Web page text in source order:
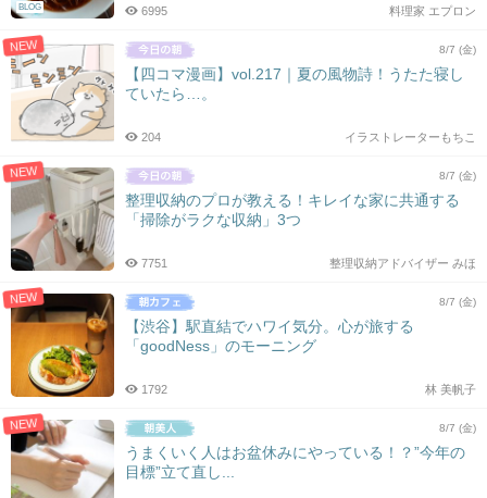
BLOG 料理家 エプロン
6995
NEW 8/7 (金)
【四コマ漫画】vol.217｜夏の風物詩！うたた寝し
ていたら…。
イラストレーターもちこ
204
NEW 8/7 (金)
整理収納のプロが教える！キレイな家に共通する
「掃除がラクな収納」3つ
整理収納アドバイザー みほ
7751
NEW 8/7 (金)
【渋谷】駅直結でハワイ気分。心が旅する
「goodNess」のモーニング
林 美帆子
1792
NEW 8/7 (金)
うまくいく人はお盆休みにやっている！？”今年の
目標”立て直し...